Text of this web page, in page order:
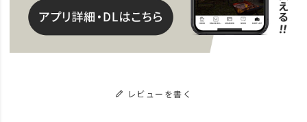
レビューを書く